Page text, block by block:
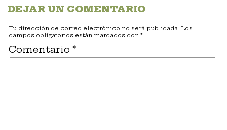
DEJAR UN COMENTARIO
Tu dirección de correo electrónico no será publicada. Los
campos obligatorios están marcados con *
Comentario *